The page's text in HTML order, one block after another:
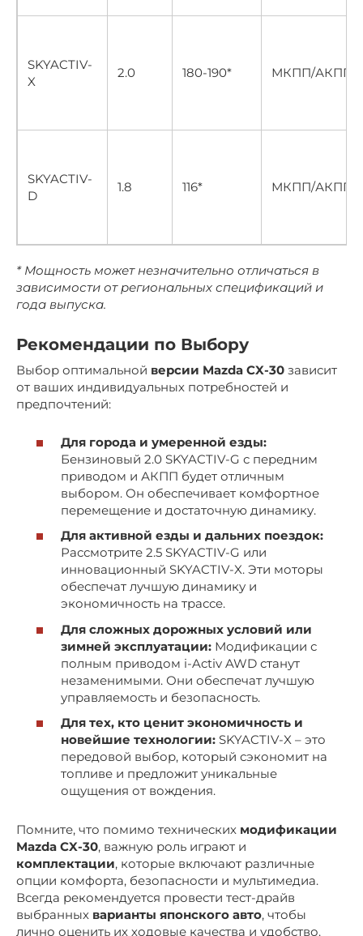
SKYACTIV-
X
2.0 180-190* МКПП/АКПП
SKYACTIV-
D
1.8 116* МКПП/АКПП
* Мощность может незначительно отличаться в
зависимости от региональных спецификаций и
года выпуска.
Рекомендации по Выбору
Выбор оптимальной версии Mazda CX-30 зависит
от ваших индивидуальных потребностей и
предпочтений:
Для города и умеренной езды:
Бензиновый 2.0 SKYACTIV-G с передним
приводом и АКПП будет отличным
выбором. Он обеспечивает комфортное
перемещение и достаточную динамику.
Для активной езды и дальних поездок:
Рассмотрите 2.5 SKYACTIV-G или
инновационный SKYACTIV-X. Эти моторы
обеспечат лучшую динамику и
экономичность на трассе.
Для сложных дорожных условий или
зимней эксплуатации: Модификации с
полным приводом i-Activ AWD станут
незаменимыми. Они обеспечат лучшую
управляемость и безопасность.
Для тех, кто ценит экономичность и
новейшие технологии: SKYACTIV-X – это
передовой выбор, который сэкономит на
топливе и предложит уникальные
ощущения от вождения.
Помните, что помимо технических модификации
Mazda CX-30, важную роль играют и
комплектации, которые включают различные
опции комфорта, безопасности и мультимедиа.
Всегда рекомендуется провести тест-драйв
выбранных варианты японского авто, чтобы
лично оценить их ходовые качества и удобство.